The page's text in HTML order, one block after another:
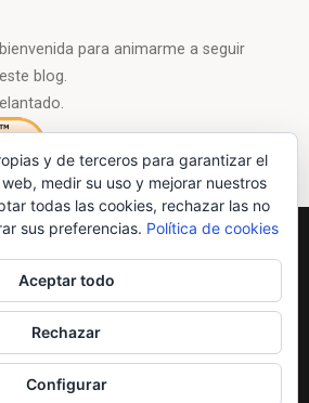
para animarme a seguir
blog.
Química en casa.com
y de terceros para garantizar el
medir su uso y mejorar nuestros
todas las cookies, rechazar las no
sus preferencias. Política de cookies
Aceptar todo
Rechazar
Configurar